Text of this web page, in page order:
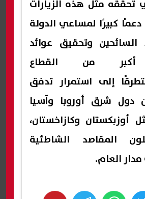
تحققه مثل هذه الزيارات
دعمًا كبيرًا لمساعي الدولة
السائحين وتحقيق عوائد
أكبر من القطاع
إلى استمرار تدفق
دول شرق أوروبا وآسيا
أوزبكستان وكازاخستان،
المقاصد الشاطئية
العام.